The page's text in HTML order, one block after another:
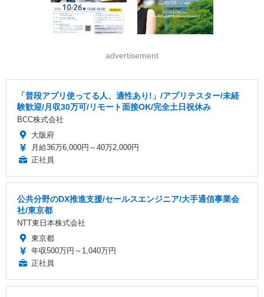
advertisement
「普段アプリ使ってる人、適性あり!」/アプリテスター/未経
験歓迎/月収30万可/リモート面接OK/完全土日祝休み
BCC株式会社
大阪府
月給36万6,000円～40万2,000円
正社員
公共分野のDX推進支援/セールスエンジニア/大手通信事業会
社/東京都
NTT東日本株式会社
東京都
年収500万円～1,040万円
正社員